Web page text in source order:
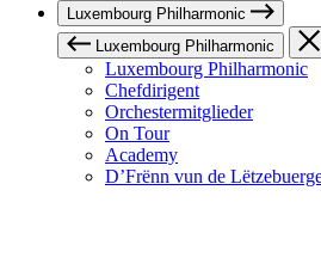
Luxembourg Philharmonic
Luxembourg Philharmonic
Luxembourg Philharmonic
Chefdirigent
Orchestermitglieder
On Tour
Academy
D’Frënn vun de